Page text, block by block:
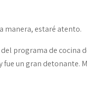
manera, estaré atento.
programa de cocina
fue un gran detonante.